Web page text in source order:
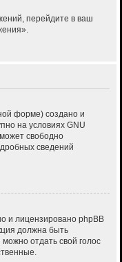
перейдите в ваш
форме) создано и
на условиях GNU
свободно
сведений
и лицензировано phpBB
должна быть
можно отдать свой голос